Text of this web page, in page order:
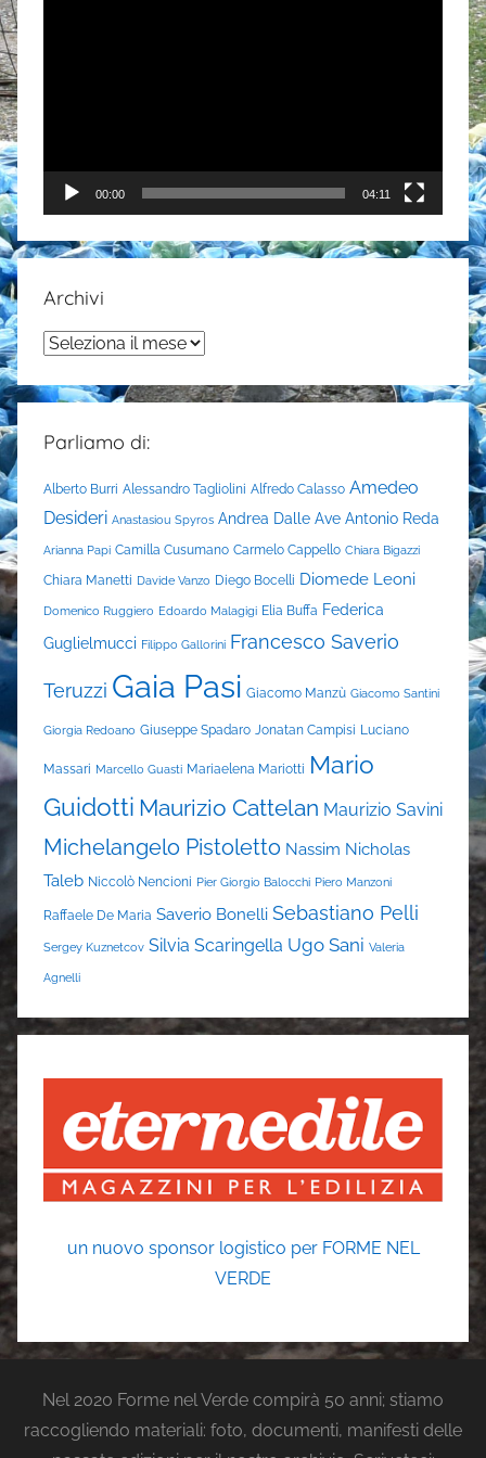
00:00 04:11
Archivi
Archivi
Parliamo di:
Alberto Burri Alessandro Tagliolini Alfredo Calasso Amedeo
Desideri Anastasiou Spyros Andrea Dalle Ave Antonio Reda
Arianna Papi Camilla Cusumano Carmelo Cappello Chiara Bigazzi
Chiara Manetti Davide Vanzo Diego Bocelli Diomede Leoni
Domenico Ruggiero Edoardo Malagigi Elia Buffa Federica
Guglielmucci Filippo Gallorini Francesco Saverio
Teruzzi Gaia Pasi Giacomo Manzù Giacomo Santini
Giorgia Redoano Giuseppe Spadaro Jonatan Campisi Luciano
Massari Marcello Guasti Mariaelena Mariotti Mario
Guidotti Maurizio Cattelan Maurizio Savini
Michelangelo Pistoletto Nassim Nicholas
Taleb Niccolò Nencioni Pier Giorgio Balocchi Piero Manzoni
Raffaele De Maria Saverio Bonelli Sebastiano Pelli
Sergey Kuznetcov Silvia Scaringella Ugo Sani Valeria
Agnelli
un nuovo sponsor logistico per FORME NEL
VERDE
Nel 2020 Forme nel Verde compirà 50 anni; stiamo
raccogliendo materiali: foto, documenti, manifesti delle